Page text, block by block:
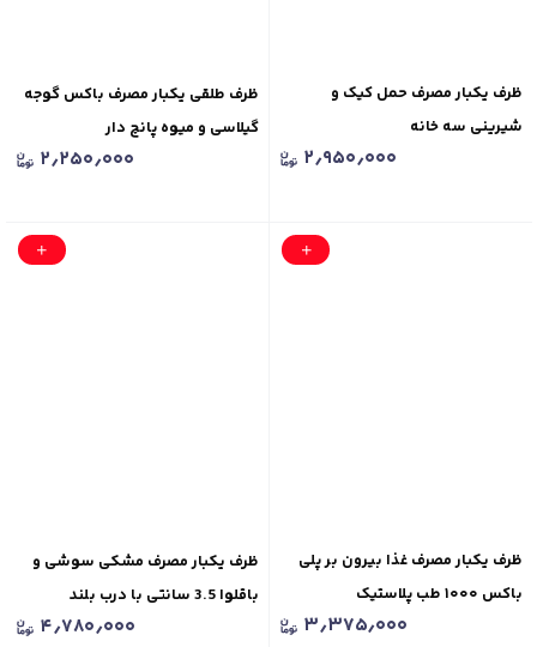
ظرف یکبار مصرف حمل کیک و
شیرینی سه خانه
۲٫۹۵۰٫۰۰۰
ظرف طلقی یکبار مصرف باکس گوجه
گیلاسی و میوه پانچ دار
۲٫۲۵۰٫۰۰۰
ظرف یکبار مصرف غذا بیرون بر پلی
باکس ۱۰۰۰ طب پلاستیک
۳٫۳۷۵٫۰۰۰
ظرف یکبار مصرف مشکی سوشی و
باقلوا 3.5 سانتی با درب بلند
۴٫۷۸۰٫۰۰۰